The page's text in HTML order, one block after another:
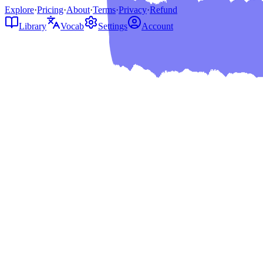
Explore·Pricing·About·Terms·Privacy·Refund
Library
Vocab Settings Account